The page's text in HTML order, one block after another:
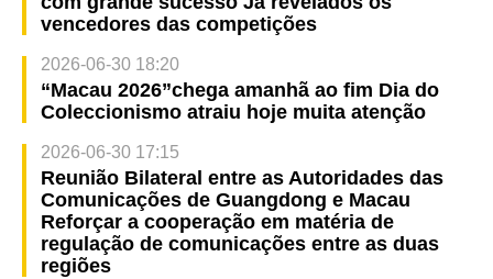
vencedores das competições
2026-06-30 18:20
“Macau 2026”chega amanhã ao fim Dia do
Coleccionismo atraiu hoje muita atenção
2026-06-30 17:15
Reunião Bilateral entre as Autoridades das
Comunicações de Guangdong e Macau
Reforçar a cooperação em matéria de
regulação de comunicações entre as duas
regiões